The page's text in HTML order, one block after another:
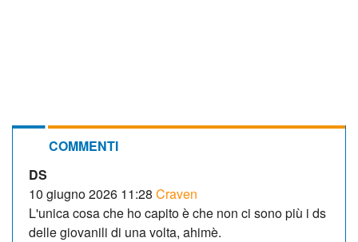
COMMENTI
DS
10 giugno 2026 11:28 Craven
L'unica cosa che ho capito è che non ci sono più i ds
delle giovanili di una volta, ahimè.